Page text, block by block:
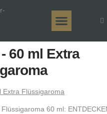
60 ml Extra
Flüssigaroma 60 ml: